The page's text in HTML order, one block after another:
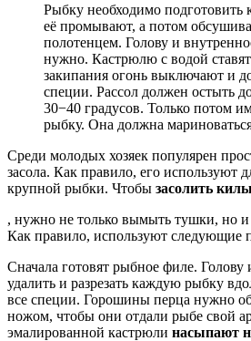
Рыбку необходимо подготовить
её промывают, а потом
полотенцем. Голову и
нужно. Кастрюлю с водой
закипания огонь выключают и
специи. Рассол должен остыть
30−40 градусов. Только потом
рыбку. Она должна
Среди молодых хозяек популярен
засола. Как правило, его используют
крупной рыбки. Чтобы засолить
, нужно не только вымыть тушки, но и
Как правило, используют следующие
Сначала готовят рыбное филе.
удалить и разрезать каждую рыбку
все специи. Горошины перца нужно
ножом, чтобы они отдали рыбе свой
эмалированной кастрюли насыпают